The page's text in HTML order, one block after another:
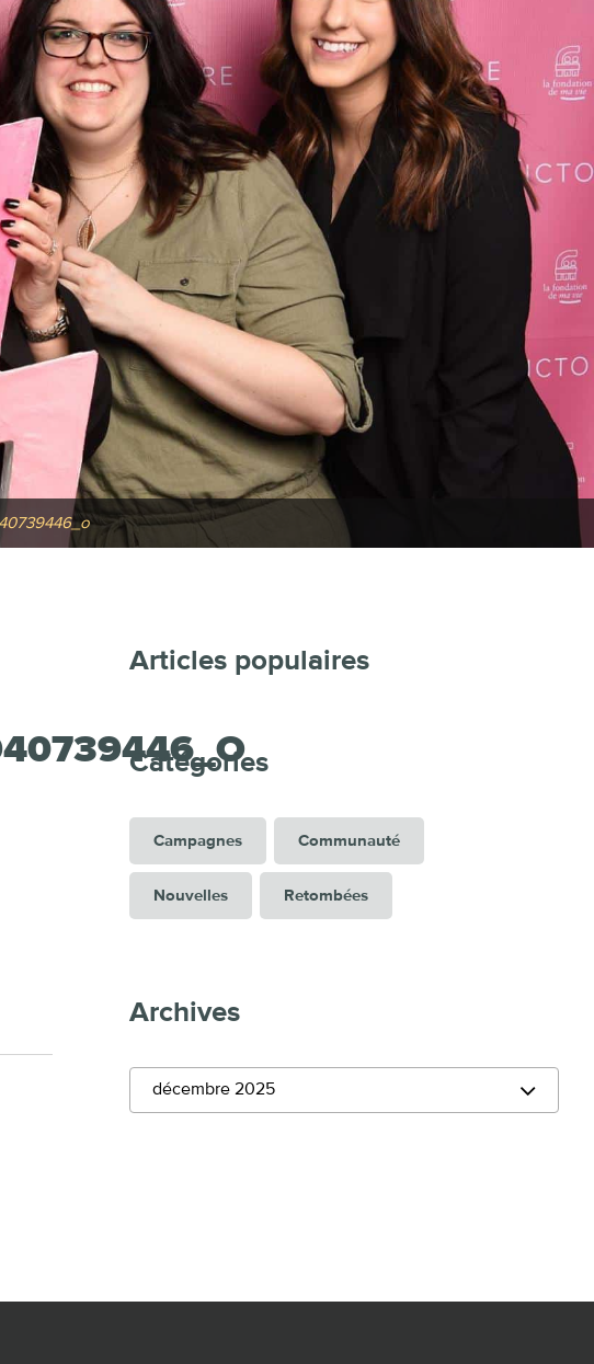
Articles populaires
Catégories
Campagnes Communauté
Nouvelles Retombées
Archives
décembre 2025